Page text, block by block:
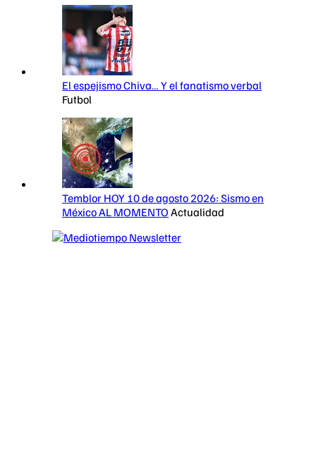
El espejismo Chiva… Y el fanatismo verbal
Futbol
Temblor HOY 10 de agosto 2026: Sismo en
México AL MOMENTO Actualidad